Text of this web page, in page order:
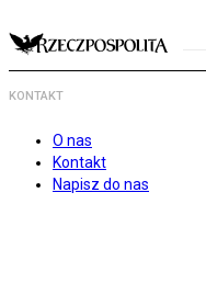
KONTAKT
O nas
Kontakt
Napisz do nas